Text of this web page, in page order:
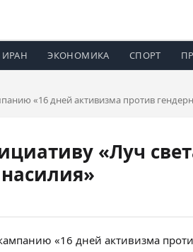
ИРАН ЭКОНОМИКА СПОРТ
«16 дней активизма против
«Луч